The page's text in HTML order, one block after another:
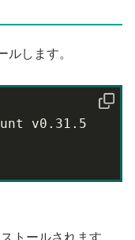
ルします。
v0.31.5